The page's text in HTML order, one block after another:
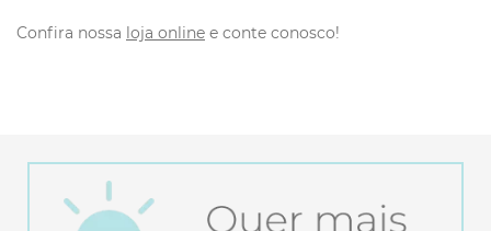
Confira nossa loja online e conte conosco!